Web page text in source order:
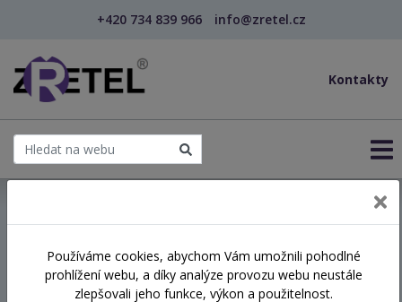
+420 734 839 966 info@zretel.cz
Kontakty
šablony
Efektivní komunikace s
Používáme cookies, abychom Vám umožnili pohodlné
prohlížení webu, a díky analýze provozu webu neustále
zlepšovali jeho funkce, výkon a použitelnost.